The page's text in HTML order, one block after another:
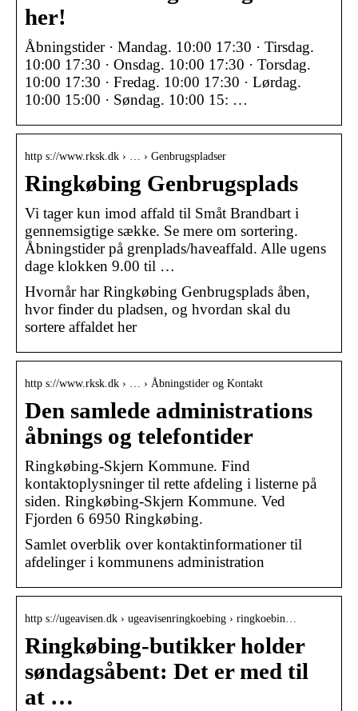
her!
Åbningstider · Mandag. 10:00 17:30 · Tirsdag.
10:00 17:30 · Onsdag. 10:00 17:30 · Torsdag.
10:00 17:30 · Fredag. 10:00 17:30 · Lørdag.
10:00 15:00 · Søndag. 10:00 15: …
http s://www.rksk.dk › … › Genbrugspladser
Ringkøbing Genbrugsplads
Vi tager kun imod affald til Småt Brandbart i
gennemsigtige sække. Se mere om sortering.
Åbningstider på grenplads/haveaffald. Alle ugens
dage klokken 9.00 til …
Hvornår har Ringkøbing Genbrugsplads åben,
hvor finder du pladsen, og hvordan skal du
sortere affaldet her
http s://www.rksk.dk › … › Åbningstider og Kontakt
Den samlede administrations
åbnings og telefontider
Ringkøbing-Skjern Kommune. Find
kontaktoplysninger til rette afdeling i listerne på
siden. Ringkøbing-Skjern Kommune. Ved
Fjorden 6 6950 Ringkøbing.
Samlet overblik over kontaktinformationer til
afdelinger i kommunens administration
http s://ugeavisen.dk › ugeavisenringkoebing › ringkoebin…
Ringkøbing-butikker holder
søndagsåbent: Det er med til
at …